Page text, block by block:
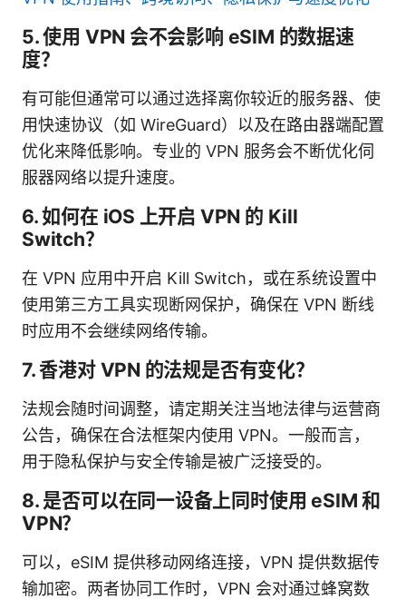
5. 使用 VPN 会不会影响 eSIM 的数据速
度？
有可能但通常可以通过选择离你较近的服务器、使
用快速协议（如 WireGuard）以及在路由器端配置
优化来降低影响。专业的 VPN 服务会不断优化伺
服器网络以提升速度。
6. 如何在 iOS 上开启 VPN 的 Kill
Switch？
在 VPN 应用中开启 Kill Switch，或在系统设置中
使用第三方工具实现断网保护，确保在 VPN 断线
时应用不会继续网络传输。
7. 香港对 VPN 的法规是否有变化？
法规会随时间调整，请定期关注当地法律与运营商
公告，确保在合法框架内使用 VPN。一般而言，
用于隐私保护与安全传输是被广泛接受的。
8. 是否可以在同一设备上同时使用 eSIM 和
VPN？
可以，eSIM 提供移动网络连接，VPN 提供数据传
输加密。两者协同工作时，VPN 会对通过蜂窝数